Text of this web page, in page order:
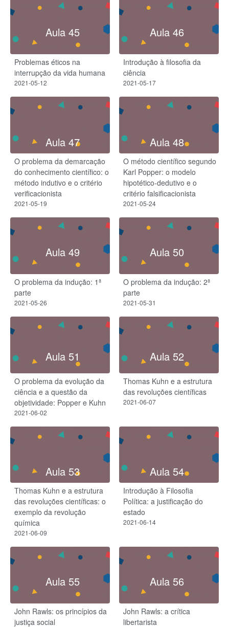
Aula 45
Problemas éticos na
interrupção da vida humana
2021-05-12
Aula 46
Introdução à filosofia da
ciência
2021-05-17
Aula 47
O problema da demarcação
do conhecimento científico: o
método indutivo e o critério
verificacionista
2021-05-19
Aula 48
O método científico segundo
Karl Popper: o modelo
hipotético-dedutivo e o
critério falsificacionista
2021-05-24
Aula 49
O problema da indução: 1ª
parte
2021-05-26
Aula 50
O problema da indução: 2ª
parte
2021-05-31
Aula 51
O problema da evolução da
ciência e a questão da
objetividade: Popper e Kuhn
2021-06-02
Aula 52
Thomas Kuhn e a estrutura
das revoluções científicas
2021-06-07
Aula 53
Thomas Kuhn e a estrutura
das revoluções científicas: o
exemplo da revolução
química
2021-06-09
Aula 54
Introdução à Filosofia
Política: a justificação do
estado
2021-06-14
Aula 55
John Rawls: os princípios da
justiça social
Aula 56
John Rawls: a crítica
libertarista